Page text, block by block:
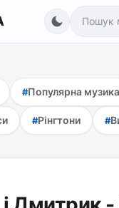
Популярна музика
Рінгтони